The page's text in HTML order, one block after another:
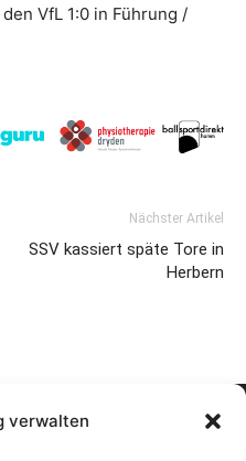
verwalten
VfL 1:0 in Führung /
Nächster Artikel
SSV kassiert späte Tore in
Herbern